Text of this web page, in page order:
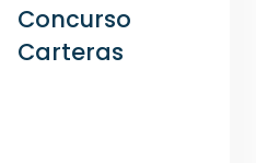
Concurso
Carteras